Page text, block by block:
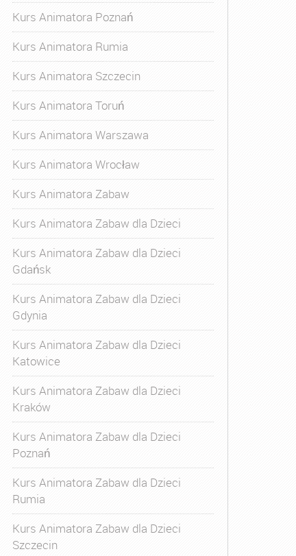
Kurs Animatora Poznań
Kurs Animatora Rumia
Kurs Animatora Szczecin
Kurs Animatora Toruń
Kurs Animatora Warszawa
Kurs Animatora Wrocław
Kurs Animatora Zabaw
Kurs Animatora Zabaw dla Dzieci
Kurs Animatora Zabaw dla Dzieci
Gdańsk
Kurs Animatora Zabaw dla Dzieci
Gdynia
Kurs Animatora Zabaw dla Dzieci
Katowice
Kurs Animatora Zabaw dla Dzieci
Kraków
Kurs Animatora Zabaw dla Dzieci
Poznań
Kurs Animatora Zabaw dla Dzieci
Rumia
Kurs Animatora Zabaw dla Dzieci
Szczecin